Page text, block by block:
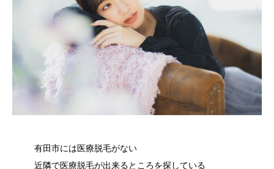
有田市には医療脱毛がない
近隣で医療脱毛が出来るところを探している